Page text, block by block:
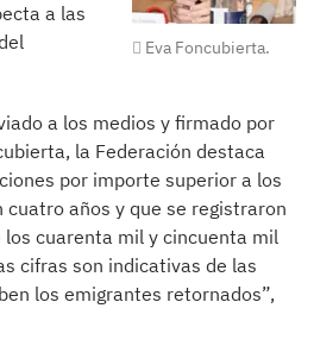
Eva Foncubierta.
a las
a los medios y firmado por
la Federación destaca
por importe superior a los
años y que se registraron
cuarenta mil y cincuenta mil
cifras son indicativas de las
los emigrantes retornados”,